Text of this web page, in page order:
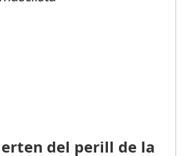
del perill de la